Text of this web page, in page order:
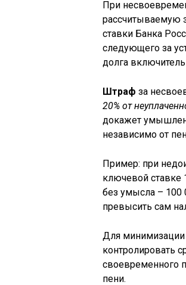
При
рассчитываемую
ставки Банка
следующего за
долга
Штраф за
20% от
докажет
независимо от
Пример: при
ключевой ставке
без умысла – 100
превысить сам
Для минимизации
контролировать
своевременного
пени.